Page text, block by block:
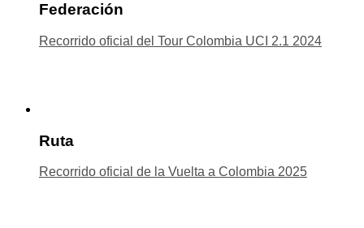
Federación
Recorrido oficial del Tour Colombia UCI 2.1 2024
Ruta
Recorrido oficial de la Vuelta a Colombia 2025